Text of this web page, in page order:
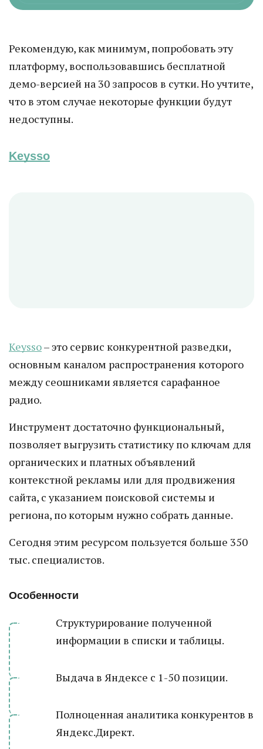
Рекомендую, как минимум, попробовать эту
платформу, воспользовавшись бесплатной
демо-версией на 30 запросов в сутки. Но учтите,
что в этом случае некоторые функции будут
недоступны.
Keysso
Keysso– это сервис конкурентной разведки,
основным каналом распространения которого
между сеошниками является сарафанное
радио.
Инструмент достаточно функциональный,
позволяет выгрузить статистику по ключам для
органических и платных объявлений
контекстной рекламы или для продвижения
сайта, с указанием поисковой системы и
региона, по которым нужно собрать данные.
Сегодня этим ресурсом пользуется больше 350
тыс. специалистов.
Особенности
Структурирование полученной
информации в списки и таблицы.
Выдача в Яндексе с 1-50 позиции.
Полноценная аналитика конкурентов в
Яндекс.Директ.